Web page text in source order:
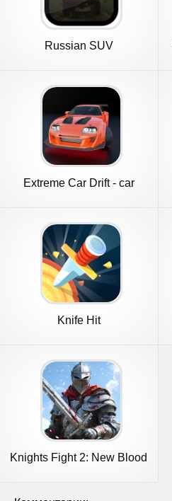
Russian SUV
Extreme Car Drift - car
Knife Hit
Knights Fight 2: New Blood